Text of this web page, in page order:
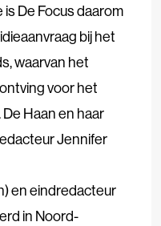
De Focus daarom
bij het
waarvan het
voor het
Haan en haar
Jennifer
en eindredacteur
in Noord-